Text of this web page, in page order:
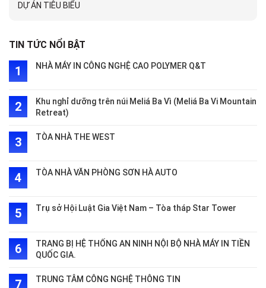
DỰ ÁN TIÊU BIỂU
TIN TỨC NỔI BẬT
NHÀ MÁY IN CÔNG NGHỆ CAO POLYMER Q&T
Khu nghỉ dưỡng trên núi Meliá Ba Vì (Meliá Ba Vi Mountain
Retreat)
TÒA NHÀ THE WEST
TÒA NHÀ VĂN PHÒNG SƠN HÀ AUTO
Trụ sở Hội Luật Gia Việt Nam – Tòa tháp Star Tower
TRANG BỊ HỆ THỐNG AN NINH NỘI BỘ NHÀ MÁY IN TIỀN
QUỐC GIA.
TRUNG TÂM CÔNG NGHỆ THÔNG TIN